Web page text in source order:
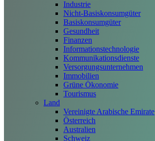
Industrie
Nicht-Basiskonsumgüter
Basiskonsumgüter
Gesundheit
Finanzen
Informationstechnologie
Kommunikationsdienste
Versorgungsunternehmen
Immobilien
Grüne Ökonomie
Tourismus
Land
Vereinigte Arabische Emirate
Österreich
Australien
Schweiz